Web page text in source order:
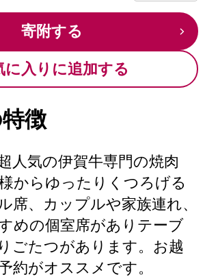
寄附する
に入りに追加する
徴
人気の伊賀牛専門の焼肉
からゆったりくつろげる
席、カップルや家族連れ、
めの個室席がありテーブ
ごたつがあります。お越
約がオススメです。